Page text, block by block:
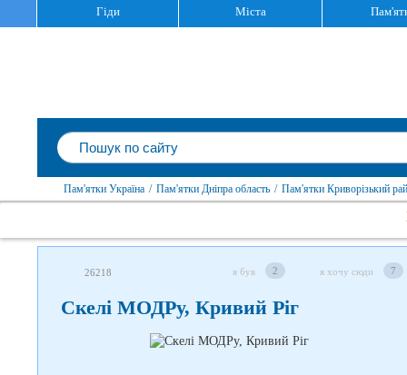
Гіди Міста
Пам'ятки Україна / Пам'ятки Дніпра область / Пам'ятки Криворізький
26218 я був 2 я хочу сюди 7
Скелі МОДРу, Кривий Ріг